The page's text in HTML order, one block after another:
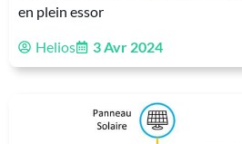
en plein essor
Helios 3 Avr 2024